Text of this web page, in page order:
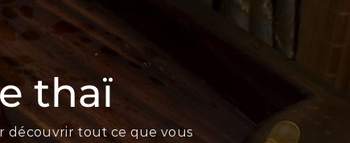
thaï
découvrir tout ce que vous